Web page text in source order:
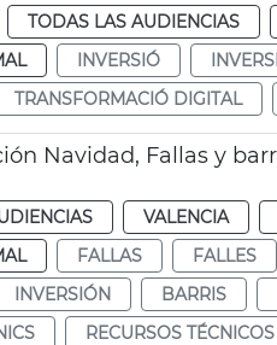
TODAS LAS AUDIENCIAS
INVERSIÓ
TRANSFORMACIÓ DIGITAL
Navidad, Fallas y
VALENCIA
FALLAS FALLES
INVERSIÓN BARRIS
RECURSOS TÉCNICOS